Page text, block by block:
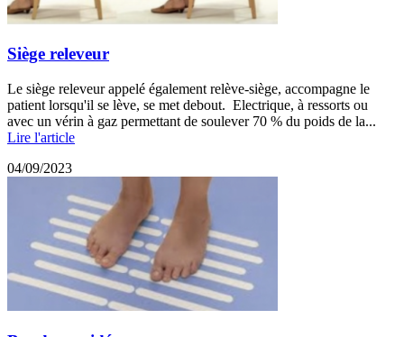
Siège releveur
Le siège releveur appelé également relève-siège, accompagne le
patient lorsqu'il se lève, se met debout. Electrique, à ressorts ou
avec un vérin à gaz permettant de soulever 70 % du poids de la...
Lire l'article
04/09/2023